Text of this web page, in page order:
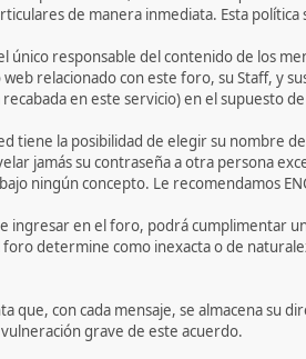
de manera inmediata. Esta
único responsable del contenido de los
relacionado con este foro, su Staff, y
en este servicio) en el supuesto
tiene la posibilidad de elegir su nombre
jamás su contraseña a otra persona
ningún concepto. Le recomendamos
ingresar en el foro, podrá cumplimentar
determine como inexacta o de
que, con cada mensaje, se almacena su
grave de este acuerdo.